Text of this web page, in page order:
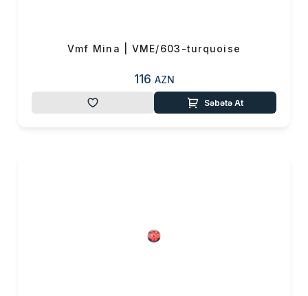
Vmf Mina | VME/603-turquoise
116 AZN
Səbətə At